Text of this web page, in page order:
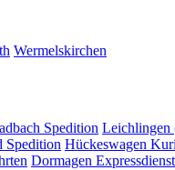
Wermelskirchen
Spedition Leichlingen
Spedition Hückeswagen
Dormagen Expressdienst